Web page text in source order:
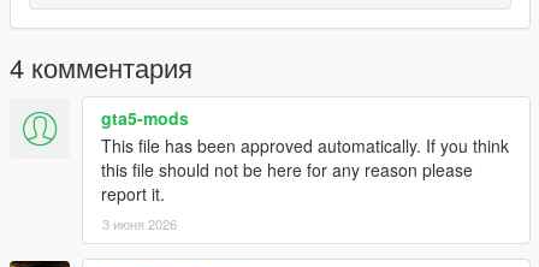
4 комментария
gta5-mods
This file has been approved automatically. If you think
this file should not be here for any reason please
report it.
3 июня 2026